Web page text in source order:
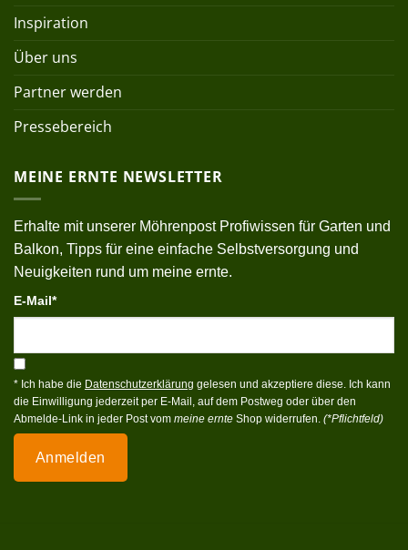
Inspiration
Über uns
Partner werden
Pressebereich
MEINE ERNTE NEWSLETTER
Erhalte mit unserer Möhrenpost Profiwissen für Garten und
Balkon, Tipps für eine einfache Selbstversorgung und
Neuigkeiten rund um meine ernte.
E-Mail*
* Ich habe die Datenschutzerklärung gelesen und akzeptiere diese. Ich kann
die Einwilligung jederzeit per E-Mail, auf dem Postweg oder über den
Abmelde-Link in jeder Post vom meine ernte Shop widerrufen. (*Pflichtfeld)
Anmelden